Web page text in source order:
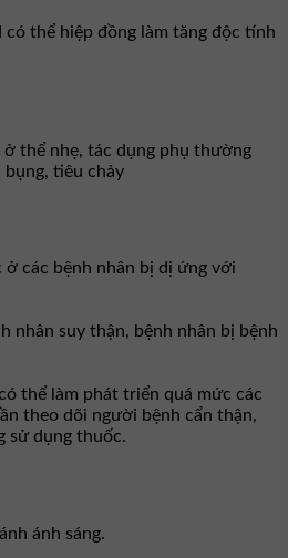
có thể hiệp đồng làm tăng độc tính
thể nhẹ, tác dụng phụ thường
bụng, tiêu chảy
các bệnh nhân bị dị ứng với
nhân suy thận, bệnh nhân bị bệnh
thể làm phát triển quá mức các
theo dõi người bệnh cẩn thận,
sử dụng thuốc.
ánh sáng.